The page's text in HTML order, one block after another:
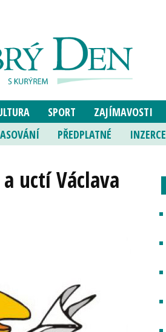
SPORT ZAJÍMAVOSTI
PŘEDPLATNÉ INZERCE
uctí Václava